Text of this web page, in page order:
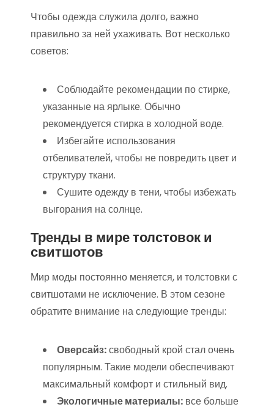
Чтобы одежда служила долго, важно
правильно за ней ухаживать. Вот несколько
советов:
Соблюдайте рекомендации по стирке,
указанные на ярлыке. Обычно
рекомендуется стирка в холодной воде.
Избегайте использования
отбеливателей, чтобы не повредить цвет и
структуру ткани.
Сушите одежду в тени, чтобы избежать
выгорания на солнце.
Тренды в мире толстовок и
свитшотов
Мир моды постоянно меняется, и толстовки с
свитшотами не исключение. В этом сезоне
обратите внимание на следующие тренды:
Оверсайз:свободный крой стал очень
популярным. Такие модели обеспечивают
максимальный комфорт и стильный вид.
Экологичные материалы: все больше